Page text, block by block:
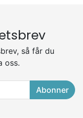
så får du
oss.
Abonner